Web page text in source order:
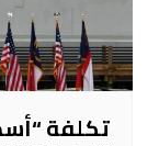
تكلفة